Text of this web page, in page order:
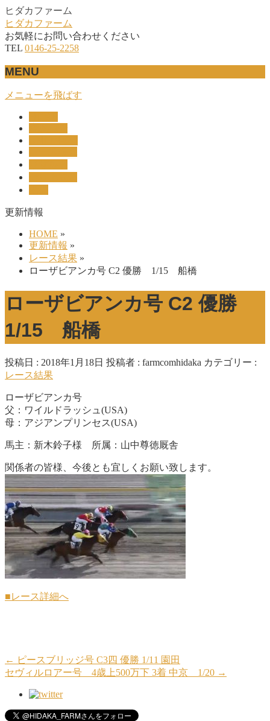
ヒダカファーム
ヒダカファーム
お気軽にお問い合わせください
TEL 0146-25-2258
MENU
メニューを飛ばす
更新情報
HOME »
更新情報 »
レース結果 »
ローザビアンカ号 C2 優勝 1/15 船橋
ローザビアンカ号 C2 優勝
1/15 船橋
投稿日 : 2018年1月18日 投稿者 : farmcomhidaka カテゴリー :
レース結果
ローザビアンカ号
父：ワイルドラッシュ(USA)
母：アジアンプリンセス(USA)
馬主：新木鈴子様 所属：山中尊徳厩舎
関係者の皆様、今後とも宜しくお願い致します。
■レース詳細へ
← ピースブリッジ号 C3四 優勝 1/11 園田
セヴィルロアー号 4歳上500万下 3着 中京 1/20 →